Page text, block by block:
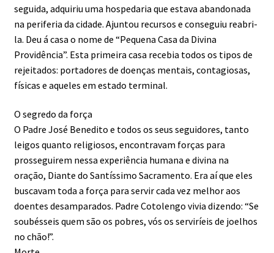
seguida, adquiriu uma hospedaria que estava abandonada
na periferia da cidade. Ajuntou recursos e conseguiu reabri-
la. Deu á casa o nome de “Pequena Casa da Divina
Providência”. Esta primeira casa recebia todos os tipos de
rejeitados: portadores de doenças mentais, contagiosas,
físicas e aqueles em estado terminal.
O segredo da força
O Padre José Benedito e todos os seus seguidores, tanto
leigos quanto religiosos, encontravam forças para
prosseguirem nessa experiência humana e divina na
oração, Diante do Santíssimo Sacramento. Era aí que eles
buscavam toda a força para servir cada vez melhor aos
doentes desamparados. Padre Cotolengo vivia dizendo: “Se
soubésseis quem são os pobres, vós os serviríeis de joelhos
no chão!”.